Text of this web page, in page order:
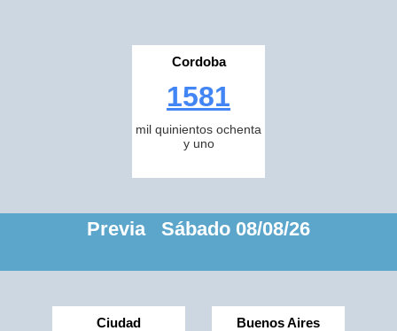
Cordoba
1581
mil quinientos ochenta
y uno
Previa Sábado 08/08/26
Ciudad Buenos Aires